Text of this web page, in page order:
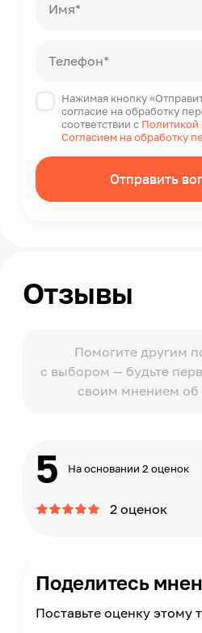
Имя*
Телефон*
Нажимая кнопку
согласие на обработку
соответствии с Политикой
Согласием на обработку
Отправить
Отзывы
Помогите другим
с выбором — будьте
своим мнением об
5 На основании 2 оценок
2 оценок
Поделитесь
Поставьте оценку этому